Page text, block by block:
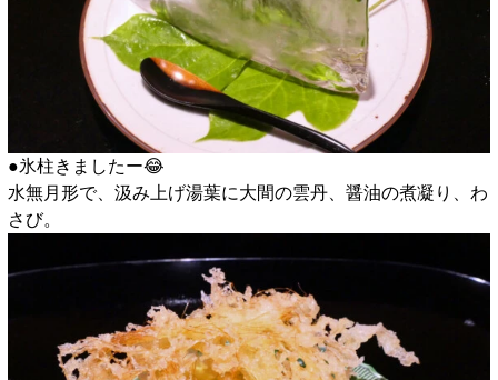
●氷柱きましたー😂
水無月形で、汲み上げ湯葉に大間の雲丹、醤油の煮凝り、わ
さび。